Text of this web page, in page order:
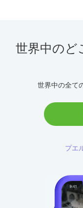
世界中のど
世界中の全て
プエ